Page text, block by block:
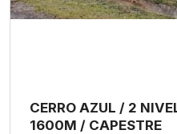
CERRO AZUL / 2
1600M / CAPESTRE